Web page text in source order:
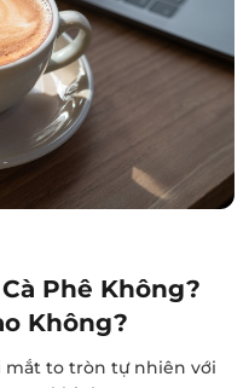
Phê Không?
Không?
mắt to tròn tự nhiên với